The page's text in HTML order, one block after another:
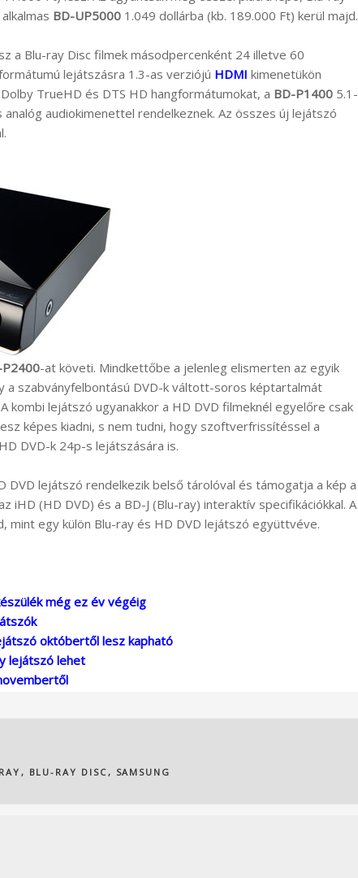
BD-UP5000 1.049 dollárba (kb. 189.000 Ft) kerül majd.
a Blu-ray Disc filmek másodpercenként 24 illetve 60
lejátszásra 1.3-as verziójú HDMI kimenetükön
TrueHD és DTS HD hangformátumokat, a BD-P1400 5.1-
analóg audiokimenettel rendelkeznek. Az összes új lejátszó
P2400-at követi. Mindkettőbe a jelenleg elismerten az egyik
szabványfelbontású DVD-k váltott-soros képtartalmát
kombi lejátszó ugyanakkor a HD DVD filmeknél egyelőre csak
képes kiadni, s nem tudni, hogy szoftverfrissítéssel a
DVD-k 24p-s lejátszására is.
DVD lejátszó rendelkezik belső tárolóval és támogatja a kép a
iHD (HD DVD) és a BD-J (Blu-ray) interaktív specifikációkkal. A
mint egy külön Blu-ray és HD DVD lejátszó együttvéve.
még ez év végéig
októbertől lesz kapható
lejátszó lehet
, BLU-RAY DISC , SAMSUNG